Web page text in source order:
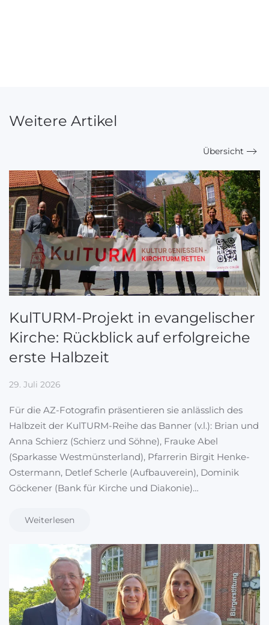
Weitere Artikel
Übersicht
KulTURM-Projekt in evangelischer
Kirche: Rückblick auf erfolgreiche
erste Halbzeit
29. Juli 2026
Für die AZ-Fotografin präsentieren sie anlässlich des
Halbzeit der KulTURM-Reihe das Banner (v.l.): Brian und
Anna Schierz (Schierz und Söhne), Frauke Abel
(Sparkasse Westmünsterland), Pfarrerin Birgit Henke-
Ostermann, Detlef Scherle (Aufbauverein), Dominik
Göckener (Bank für Kirche und Diakonie)…
Weiterlesen